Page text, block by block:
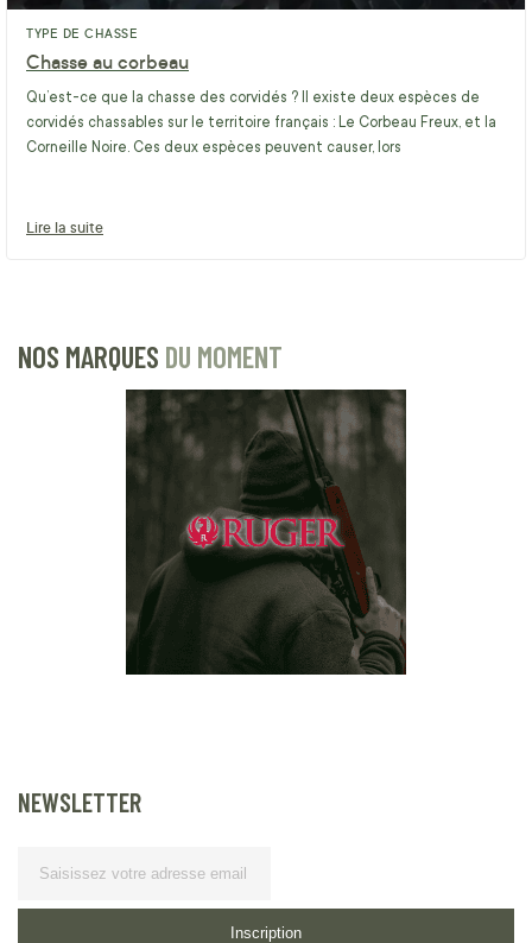
TYPE DE CHASSE
Chasse au corbeau
Qu’est-ce que la chasse des corvidés ? Il existe deux espèces de
corvidés chassables sur le territoire français : Le Corbeau Freux, et la
Corneille Noire. Ces deux espèces peuvent causer, lors
Lire la suite
NOS MARQUES DU MOMENT
NEWSLETTER
Inscription